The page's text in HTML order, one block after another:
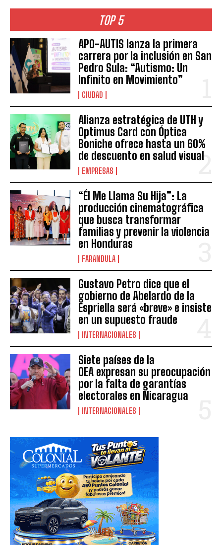
TOP 5
APO-AUTIS lanza la primera
carrera por la inclusión en San
Pedro Sula: “Autismo: Un
Infinito en Movimiento”
CIUDAD
Alianza estratégica de UTH y
Optimus Card con Óptica
Boniche ofrece hasta un 60%
de descuento en salud visual
EMPRESAS
“Él Me Llama Su Hija”: La
producción cinematográfica
que busca transformar
familias y prevenir la violencia
en Honduras
FARANDULA
Gustavo Petro dice que el
gobierno de Abelardo de la
Espriella será «breve» e insiste
en un supuesto fraude
INTERNACIONALES
Siete países de la
OEA expresan su preocupación
por la falta de garantías
electorales en Nicaragua
INTERNACIONALES